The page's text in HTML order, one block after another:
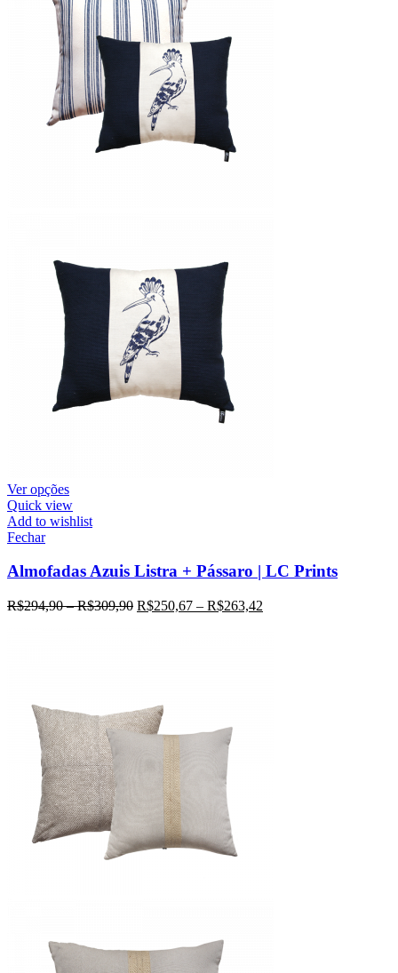
Ver opções
Quick view
Add to wishlist
Fechar
Almofadas Azuis Listra + Pássaro | LC Prints
R$294,90–R$309,90 R$250,67 – R$263,42